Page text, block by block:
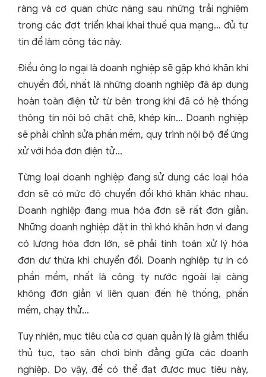
ràng và cơ quan chức năng sau những trải nghiệm
trong các đợt triển khai khai thuế qua mạng... đủ tự
tin để làm công tác này.
Điều ông lo ngại là doanh nghiệp sẽ gặp khó khăn khi
chuyển đổi, nhất là những doanh nghiệp đã áp dụng
hoàn toàn điện tử từ bên trong khi đã có hệ thống
thông tin nội bộ chặt chẽ, khép kín... Doanh nghiệp
sẽ phải chỉnh sửa phần mềm, quy trình nội bộ để ứng
xử với hóa đơn điện tử...
Từng loại doanh nghiệp đang sử dụng các loại hóa
đơn sẽ có mức độ chuyển đổi khó khăn khác nhau.
Doanh nghiệp đang mua hóa đơn sẽ rất đơn giản.
Những doanh nghiệp đặt in thì khó khăn hơn vì đang
có lượng hóa đơn lớn, sẽ phải tính toán xử lý hóa
đơn dư thừa khi chuyển đổi. Doanh nghiệp tự in có
phần mềm, nhất là công ty nước ngoài lại càng
không đơn giản vì liên quan đến hệ thống, phần
mềm, chạy thử…
Tuy nhiên, mục tiêu của cơ quan quản lý là giảm thiểu
thủ tục, tạo sân chơi bình đẳng giữa các doanh
nghiệp. Do vậy, để có thể đạt được mục tiêu này,